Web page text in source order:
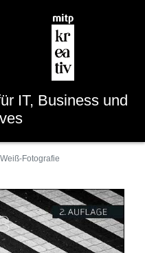
IT, Business und
Fotografie